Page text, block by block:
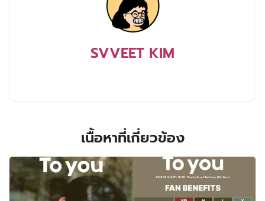
SVVEET KIM
เนื้อหาที่เกี่ยวข้อง